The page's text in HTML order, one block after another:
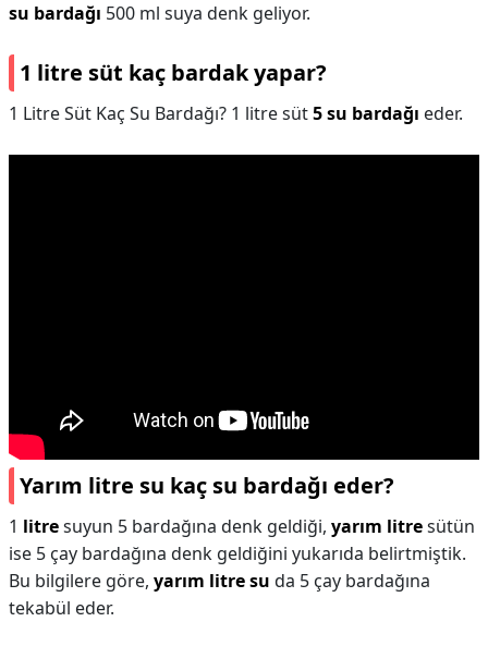
su bardağı 500 ml suya denk geliyor.
1 litre süt kaç bardak yapar?
1 Litre Süt Kaç Su Bardağı? 1 litre süt5 su bardağı eder.
Yarım litre su kaç su bardağı eder?
1 litresuyun 5 bardağına denk geldiği, yarım litresütün
ise 5 çay bardağına denk geldiğini yukarıda belirtmiştik.
Bu bilgilere göre, yarım litre su da 5 çay bardağına
tekabül eder.